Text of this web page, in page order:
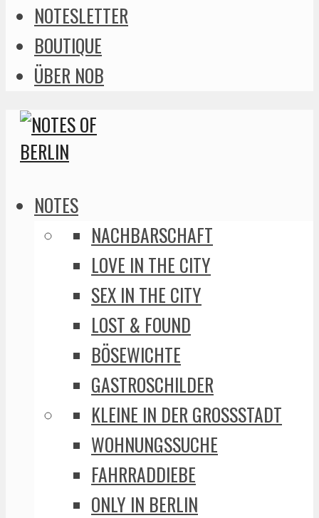
NOTESLETTER
BOUTIQUE
ÜBER NOB
NOTES
NACHBARSCHAFT
LOVE IN THE CITY
SEX IN THE CITY
LOST & FOUND
BÖSEWICHTE
GASTROSCHILDER
KLEINE IN DER GROSSSTADT
WOHNUNGSSUCHE
FAHRRADDIEBE
ONLY IN BERLIN